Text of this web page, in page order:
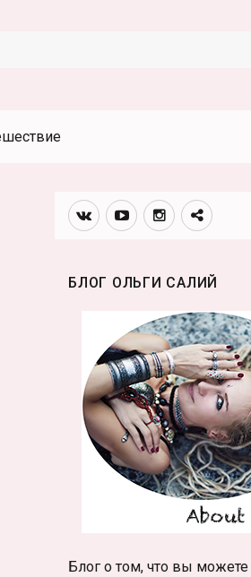
Вконтакте
YoutubeИнстаграмм
БЛОГ ОЛЬГИ САЛИЙ
Блог о том, что вы можете